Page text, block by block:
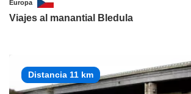
Europa
Viajes al manantial Bledula
Distancia 11 km